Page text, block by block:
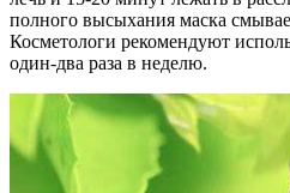
полного высыхания маска
Косметологи рекомендуют
один-два раза в неделю.